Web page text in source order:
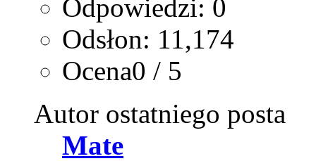
Odpowiedzi: 0
Odsłon: 11,174
Ocena0 / 5
Autor ostatniego posta
Mate